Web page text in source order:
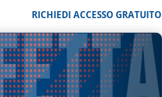
RICHIEDI ACCESSO GRATUITO